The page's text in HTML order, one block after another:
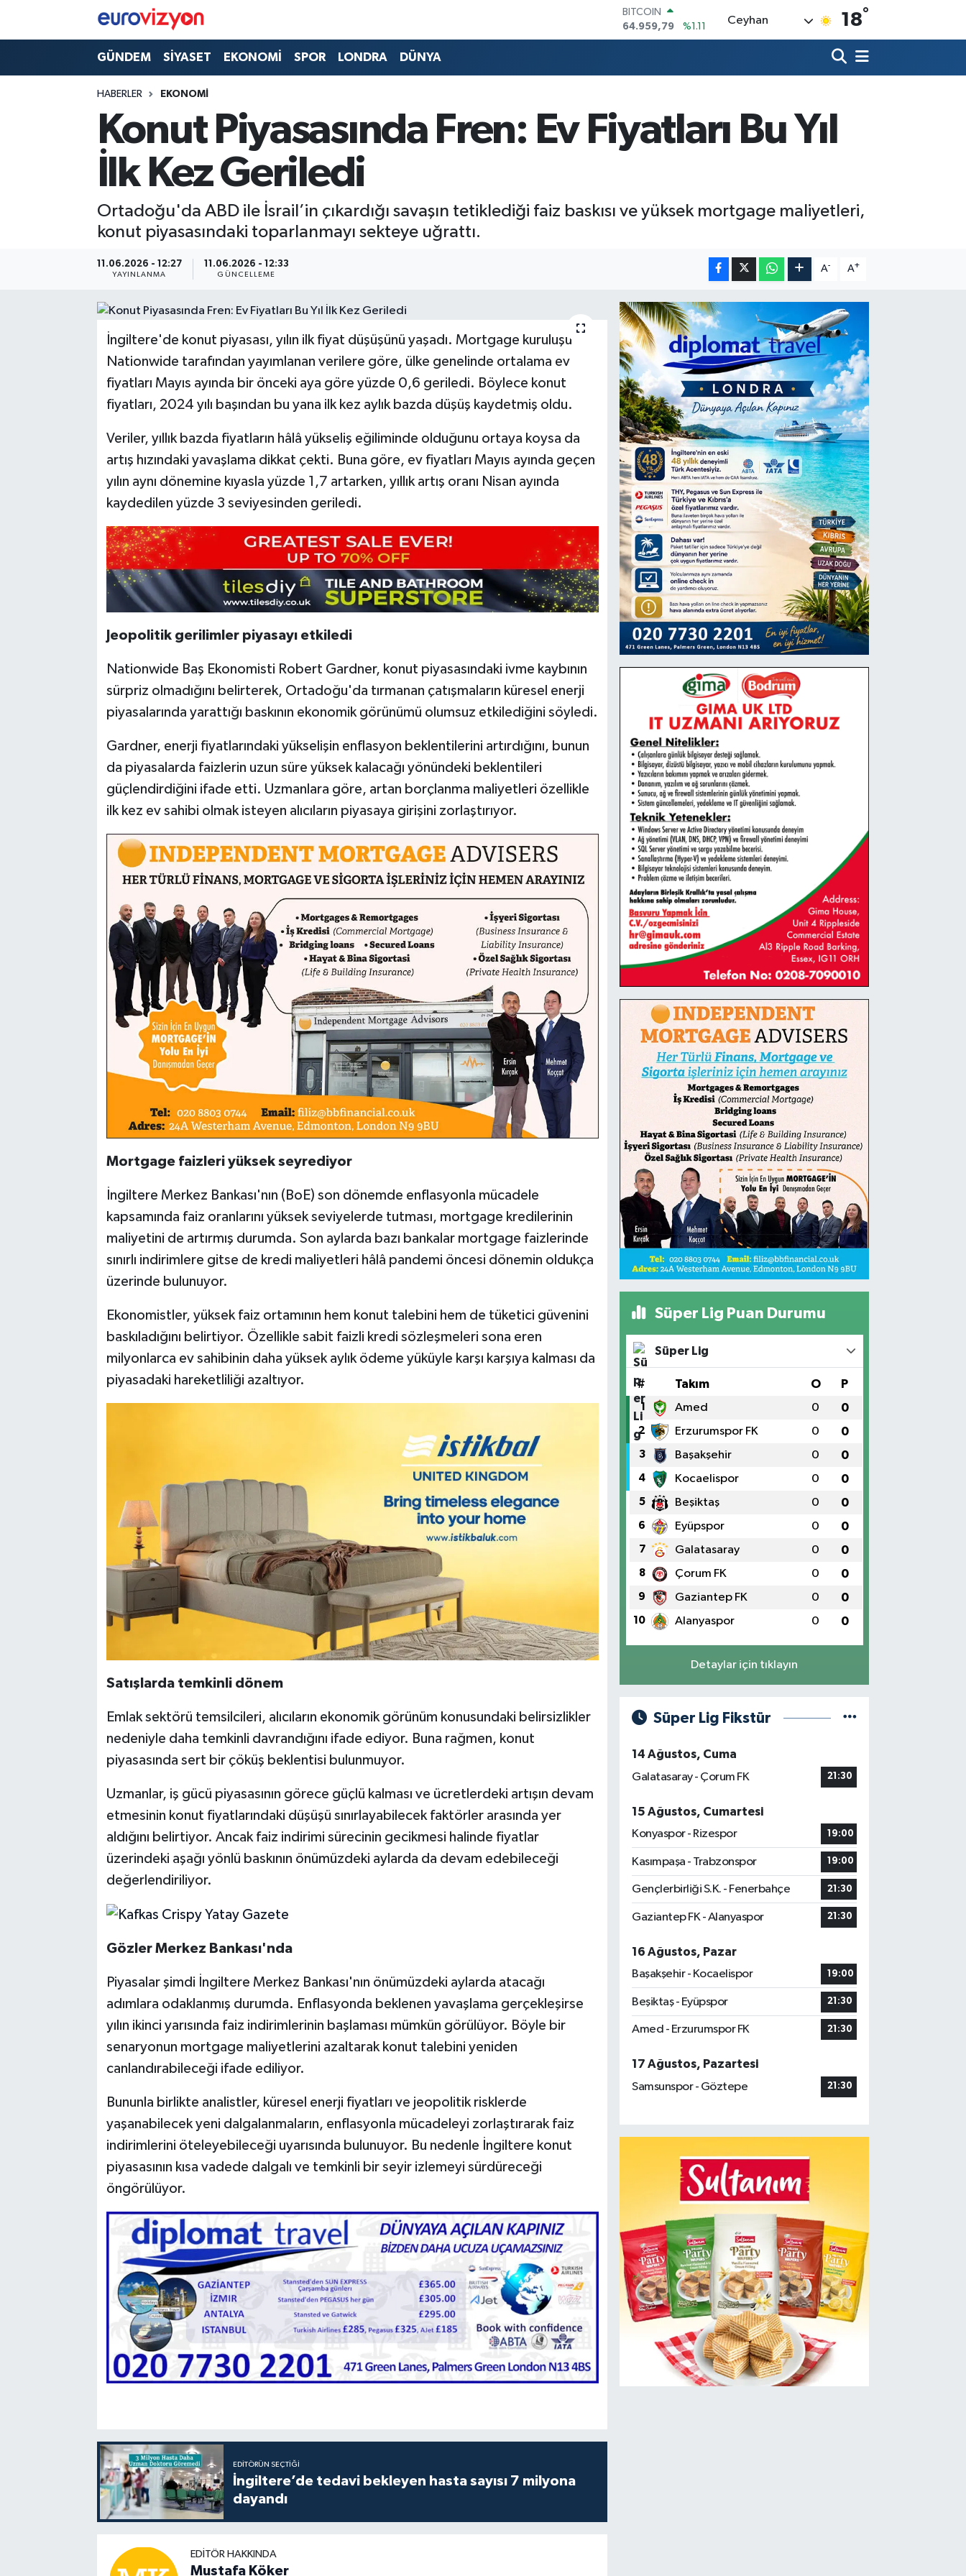
DOLAR
47,7436
%0.18
EURO
%0.03
BİST100
13.779
%-14
Ceyhan 18°
GÜNDEM SİYASET EKONOMİ SPOR LONDRA DÜNYA
HABERLER EKONOMİ
Konut Piyasasında Fren: Ev Fiyatları Bu Yıl
İlk Kez Geriledi
Ortadoğu'da ABD ile İsrail’in çıkardığı savaşın tetiklediği faiz baskısı ve yüksek mortgage maliyetleri,
konut piyasasındaki toparlanmayı sekteye uğrattı.
11.06.2026 - 12:27
YAYINLANMA
11.06.2026 - 12:33
GÜNCELLEME
A- A+
İngiltere'de konut piyasası, yılın ilk fiyat düşüşünü yaşadı. Mortgage kuruluşu
Nationwide tarafından yayımlanan verilere göre, ülke genelinde ortalama ev
fiyatları Mayıs ayında bir önceki aya göre yüzde 0,6 geriledi. Böylece konut
fiyatları, 2024 yılı başından bu yana ilk kez aylık bazda düşüş kaydetmiş oldu.
Veriler, yıllık bazda fiyatların hâlâ yükseliş eğiliminde olduğunu ortaya koysa da
artış hızındaki yavaşlama dikkat çekti. Buna göre, ev fiyatları Mayıs ayında geçen
yılın aynı dönemine kıyasla yüzde 1,7 artarken, yıllık artış oranı Nisan ayında
kaydedilen yüzde 3 seviyesinden geriledi.
Jeopolitik gerilimler piyasayı etkiledi
Nationwide Baş Ekonomisti Robert Gardner, konut piyasasındaki ivme kaybının
sürpriz olmadığını belirterek, Ortadoğu'da tırmanan çatışmaların küresel enerji
piyasalarında yarattığı baskının ekonomik görünümü olumsuz etkilediğini söyledi.
Gardner, enerji fiyatlarındaki yükselişin enflasyon beklentilerini artırdığını, bunun
da piyasalarda faizlerin uzun süre yüksek kalacağı yönündeki beklentileri
güçlendirdiğini ifade etti. Uzmanlara göre, artan borçlanma maliyetleri özellikle
ilk kez ev sahibi olmak isteyen alıcıların piyasaya girişini zorlaştırıyor.
Mortgage faizleri yüksek seyrediyor
İngiltere Merkez Bankası'nın (BoE) son dönemde enflasyonla mücadele
kapsamında faiz oranlarını yüksek seviyelerde tutması, mortgage kredilerinin
maliyetini de artırmış durumda. Son aylarda bazı bankalar mortgage faizlerinde
sınırlı indirimlere gitse de kredi maliyetleri hâlâ pandemi öncesi dönemin oldukça
üzerinde bulunuyor.
Ekonomistler, yüksek faiz ortamının hem konut talebini hem de tüketici güvenini
baskıladığını belirtiyor. Özellikle sabit faizli kredi sözleşmeleri sona eren
milyonlarca ev sahibinin daha yüksek aylık ödeme yüküyle karşı karşıya kalması da
piyasadaki hareketliliği azaltıyor.
Satışlarda temkinli dönem
Emlak sektörü temsilcileri, alıcıların ekonomik görünüm konusundaki belirsizlikler
nedeniyle daha temkinli davrandığını ifade ediyor. Buna rağmen, konut
piyasasında sert bir çöküş beklentisi bulunmuyor.
Uzmanlar, iş gücü piyasasının görece güçlü kalması ve ücretlerdeki artışın devam
etmesinin konut fiyatlarındaki düşüşü sınırlayabilecek faktörler arasında yer
aldığını belirtiyor. Ancak faiz indirimi sürecinin gecikmesi halinde fiyatlar
üzerindeki aşağı yönlü baskının önümüzdeki aylarda da devam edebileceği
değerlendiriliyor.
Gözler Merkez Bankası'nda
Piyasalar şimdi İngiltere Merkez Bankası'nın önümüzdeki aylarda atacağı
adımlara odaklanmış durumda. Enflasyonda beklenen yavaşlama gerçekleşirse
yılın ikinci yarısında faiz indirimlerinin başlaması mümkün görülüyor. Böyle bir
senaryonun mortgage maliyetlerini azaltarak konut talebini yeniden
canlandırabileceği ifade ediliyor.
Bununla birlikte analistler, küresel enerji fiyatları ve jeopolitik risklerde
yaşanabilecek yeni dalgalanmaların, enflasyonla mücadeleyi zorlaştırarak faiz
indirimlerini öteleyebileceği uyarısında bulunuyor. Bu nedenle İngiltere konut
piyasasının kısa vadede dalgalı ve temkinli bir seyir izlemeyi sürdüreceği
öngörülüyor.
EDITÖRÜN SEÇTIĞI
İngiltere’de tedavi bekleyen hasta sayısı 7 milyona
dayandı
EDITÖR HAKKINDA
Mustafa Köker
Süper Lig Puan Durumu
Süper Lig
# Takım O P
1 Amed 0 0
2 Erzurumspor FK 0 0
3 Başakşehir 0 0
4 Kocaelispor 0 0
5 Beşiktaş 0 0
6 Eyüpspor 0 0
7 Galatasaray 0 0
8 Çorum FK 0 0
9 Gaziantep FK 0 0
10 Alanyaspor 0 0
Detaylar için tıklayın
Süper Lig Fikstür
14 Ağustos, Cuma
Galatasaray - Çorum FK
21:30
15 Ağustos, Cumartesi
Konyaspor - Rizespor
19:00
Kasımpaşa - Trabzonspor 19:00
Gençlerbirliği S.K. - Fenerbahçe 21:30
Gaziantep FK - Alanyaspor 21:30
16 Ağustos, Pazar
Başakşehir - Kocaelispor
19:00
Beşiktaş - Eyüpspor 21:30
Amed - Erzurumspor FK 21:30
17 Ağustos, Pazartesi
Samsunspor - Göztepe
21:30